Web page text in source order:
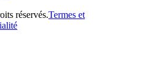
réservés.Termes et